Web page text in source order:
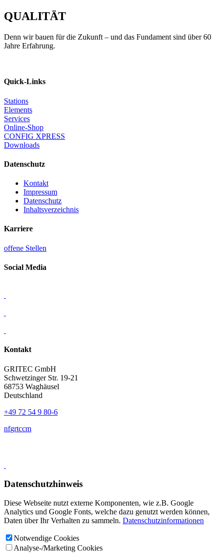
QUALITÄT
Denn wir bauen für die Zukunft – und das Fundament sind über 60
Jahre Erfahrung.
Quick-Links
Stations
Elements
Services
Online-Shop
CONFIG XPRESS
Downloads
Datenschutz
Kontakt
Impressum
Datenschutz
Inhaltsverzeichnis
Karriere
offene Stellen
Social Media
Kontakt
GRITEC GmbH
Schwetzinger Str. 19-21
68753 Waghäusel
Deutschland
+49 72 54 9 80-6
nfgrtccm
Datenschutzhinweis
Diese Webseite nutzt externe Komponenten, wie z.B. Google
Analytics und Google Fonts, welche dazu genutzt werden können,
Daten über Ihr Verhalten zu sammeln. Datenschutzinformationen
Notwendige Cookies
Analyse-/Marketing Cookies